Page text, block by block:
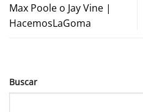
Max Poole o Jay Vine |
HacemosLaGoma
Buscar